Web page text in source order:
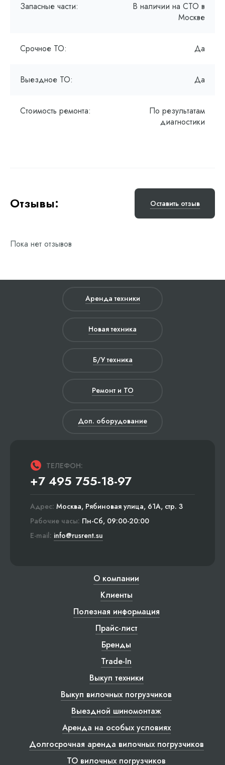
Запасные части:
В наличии на СТО в
Москве
Срочное ТО: Да
Выездное ТО: Да
Стоимость ремонта:
По результатам
диагностики
Отзывы: Оставить отзыв
Пока нет отзывов
Аренда техники
Новая техника
Б/У техника
Ремонт и ТО
Доп. оборудование
ТЕЛЕФОН:
+7 495 755-18-97
Адрес: Москва, Рябиновая улица, 61А, стр. 3
Рабочие часы: Пн-Сб, 09:00-20:00
E-mail: info@rusrent.su
О компании
Клиенты
Полезная информация
Прайс-лист
Бренды
Trade-In
Выкуп техники
Выкуп вилочных погрузчиков
Выездной шиномонтаж
Аренда на особых условиях
Долгосрочная аренда вилочных погрузчиков
ТО вилочных погрузчиков